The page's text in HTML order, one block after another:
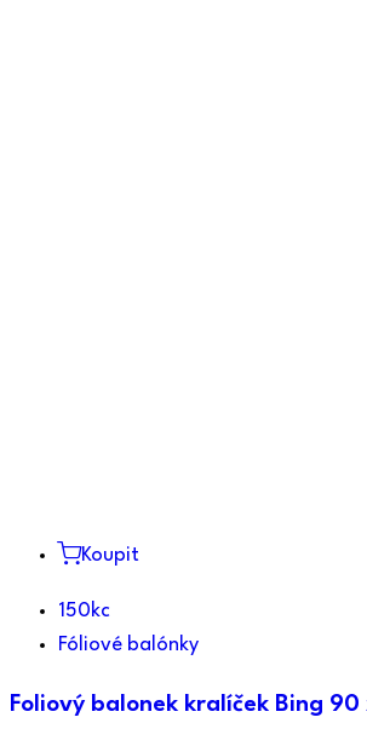
Koupit
150kc
Fóliové balónky
Foliový balonek kralíček Bing 90